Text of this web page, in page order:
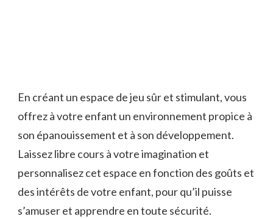
En créant un espace de​ jeu sûr et stimulant, ⁢vous
offrez à votre enfant un environnement⁤ propice à
son ⁢épanouissement et à son développement.
Laissez ‌libre ⁣cours à ⁢votre imagination et​
personnalisez cet ⁢espace en fonction des goûts ​et
des intérêts de votre enfant, pour ‌qu’il ‌puisse ​
s’amuser et apprendre en toute sécurité.